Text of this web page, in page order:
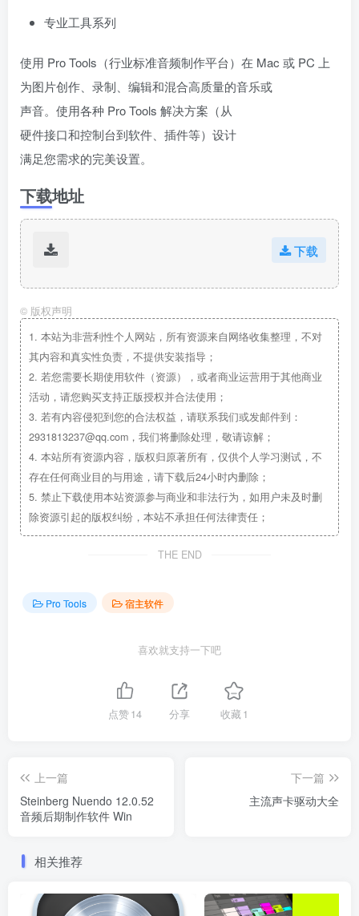
专业工具系列
使用 Pro Tools（行业标准音频制作平台）在 Mac 或 PC 上
为图片创作、录制、编辑和混合高质量的音乐或
声音。使用各种 Pro Tools 解决方案（从
硬件接口和控制台到软件、插件等）设计
满足您需求的完美设置。
下载地址
下载
© 版权声明
1. 本站为非营利性个人网站，所有资源来自网络收集整理，不对
其内容和真实性负责，不提供安装指导；
2. 若您需要长期使用软件（资源），或者商业运营用于其他商业
活动，请您购买支持正版授权并合法使用；
3. 若有内容侵犯到您的合法权益，请联系我们或发邮件到：
2931813237@qq.com，我们将删除处理，敬请谅解；
4. 本站所有资源内容，版权归原著所有，仅供个人学习测试，不
存在任何商业目的与用途，请下载后24小时内删除；
5. 禁止下载使用本站资源参与商业和非法行为，如用户未及时删
除资源引起的版权纠纷，本站不承担任何法律责任；
THE END
Pro Tools 宿主软件
喜欢就支持一下吧
点赞14 分享 收藏1
上一篇
Steinberg Nuendo 12.0.52
音频后期制作软件 Win
下一篇
主流声卡驱动大全
相关推荐